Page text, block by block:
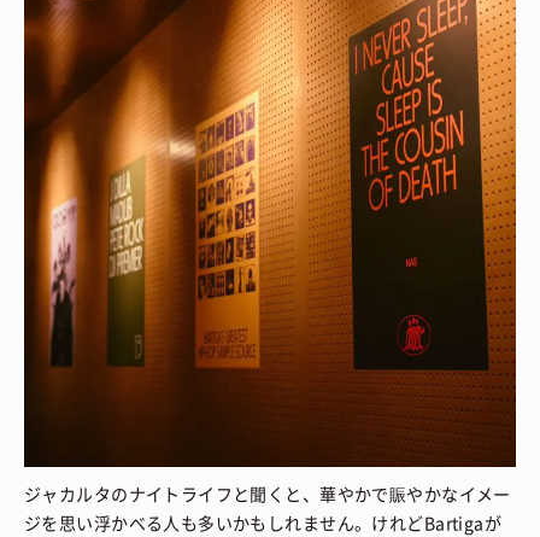
ジャカルタのナイトライフと聞くと、華やかで賑やかなイメー
ジを思い浮かべる人も多いかもしれません。けれどBartigaが